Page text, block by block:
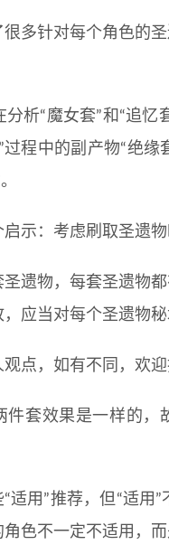
多针对每个角色的
析“魔女套”和“追
程中的副产物“绝缘
示：考虑刷取圣遗
遗物，每套圣遗物
应当对每个圣遗物
点，如有不同，欢迎
套效果是一样的，
适用”推荐，但“适
色不一定不适用，